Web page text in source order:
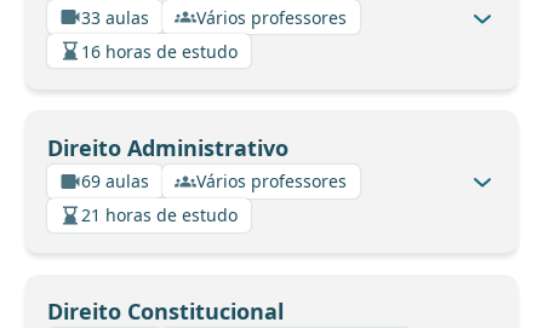
33 aulas
Vários professores
16 horas de estudo
Direito Administrativo
69 aulas
Vários professores
21 horas de estudo
Direito Constitucional